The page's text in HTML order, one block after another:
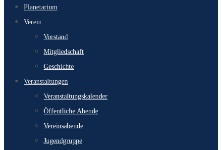
Planetarium
Verein
Vorstand
Mitgliedschaft
Geschichte
Veranstaltungen
Veranstaltungskalender
Öffentliche Abende
Vereinsabende
Jugendgruppe